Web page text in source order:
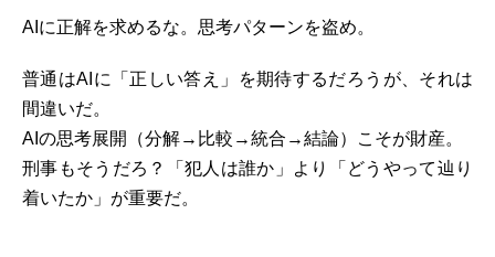
AIに正解を求めるな。思考パターンを盗め。
普通はAIに「正しい答え」を期待するだろうが、それは
間違いだ。
AIの思考展開（分解→比較→統合→結論）こそが財産。
刑事もそうだろ？「犯人は誰か」より「どうやって辿り
着いたか」が重要だ。